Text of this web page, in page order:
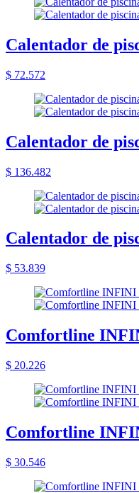
Calentador de
$ 72.572
Calentador de
$ 136.482
Calentador de
$ 53.839
Comfortline
$ 20.226
Comfortline
$ 30.546